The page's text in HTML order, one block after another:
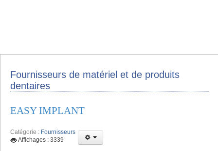
Fournisseurs de matériel et de produits
dentaires
EASY IMPLANT
Catégorie : Fournisseurs
Affichages : 3339